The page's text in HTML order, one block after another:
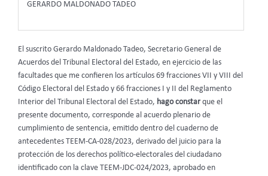
GERARDO MALDONADO TADEO
El suscrito Gerardo Maldonado Tadeo, Secretario General de
Acuerdos del Tribunal Electoral del Estado, en ejercicio de las
facultades que me confieren los artículos 69 fracciones VII y VIII del
Código Electoral del Estado y 66 fracciones I y II del Reglamento
Interior del Tribunal Electoral del Estado, hago constarque el
presente documento, corresponde al acuerdo plenario de
cumplimiento de sentencia, emitido dentro del cuaderno de
antecedentes TEEM-CA-028/2023, derivado del juicio para la
protección de los derechos político-electorales del ciudadano
identificado con la clave TEEM-JDC-024/2023, aprobado en